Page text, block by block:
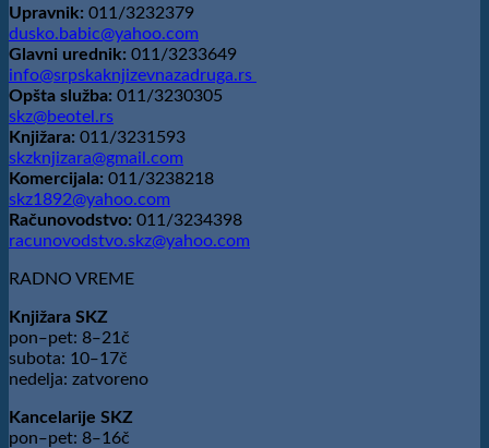
Upravnik: 011/3232379
dusko.babic@yahoo.com
Glavni urednik: 011/3233649
info@srpskaknjizevnazadruga.rs
Opšta služba: 011/3230305
skz@beotel.rs
Knjižara: 011/3231593
skzknjizara@gmail.com
Komercijala: 011/3238218
skz1892@yahoo.com
Računovodstvo: 011/3234398
racunovodstvo.skz@yahoo.com
RADNO VREME
Knjižara SKZ
pon‒pet: 8‒21č
subota: 10‒17č
nedelja: zatvoreno
Kancelarije SKZ
pon‒pet: 8‒16č